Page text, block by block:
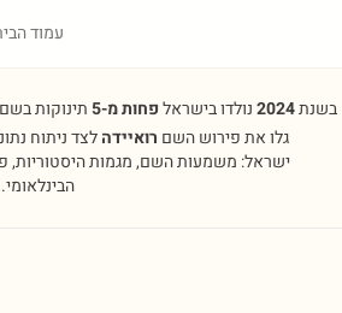
עמוד
בשנת2024נולדו בישראלפחות מ-5 תינוקות
גלו את פירוש השם רואיידהלצד ניתוח
ישראל: משמעות השם, מגמות היסטוריות,
הבינלאומי.